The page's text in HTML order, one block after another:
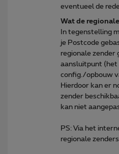
eventueel de
Wat de
In tegenstelling
je Postcode
regionale zender
aansluitpunt (het
config./opbouw
Hierdoor kan er
zender
kan niet
PS: Via het
regionale